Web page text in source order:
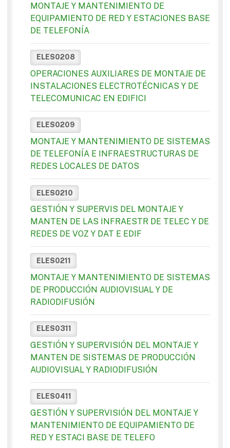
MONTAJE Y MANTENIMIENTO DE
EQUIPAMIENTO DE RED Y ESTACIONES BASE
DE TELEFONÍA
ELES0208
OPERACIONES AUXILIARES DE MONTAJE DE
INSTALACIONES ELECTROTÉCNICAS Y DE
TELECOMUNICAC EN EDIFICI
ELES0209
MONTAJE Y MANTENIMIENTO DE SISTEMAS
DE TELEFONÍA E INFRAESTRUCTURAS DE
REDES LOCALES DE DATOS
ELES0210
GESTIÓN Y SUPERVIS DEL MONTAJE Y
MANTEN DE LAS INFRAESTR DE TELEC Y DE
REDES DE VOZ Y DAT E EDIF
ELES0211
MONTAJE Y MANTENIMIENTO DE SISTEMAS
DE PRODUCCIÓN AUDIOVISUAL Y DE
RADIODIFUSIÓN
ELES0311
GESTIÓN Y SUPERVISIÓN DEL MONTAJE Y
MANTEN DE SISTEMAS DE PRODUCCIÓN
AUDIOVISUAL Y RADIODIFUSIÓN
ELES0411
GESTIÓN Y SUPERVISIÓN DEL MONTAJE Y
MANTENIMIENTO DE EQUIPAMIENTO DE
RED Y ESTACI BASE DE TELEFO